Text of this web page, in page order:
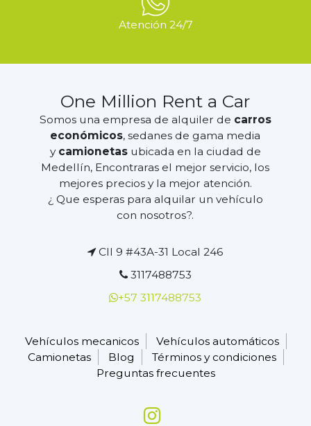
Atención 24/7
One Million Rent a Car
Somos una empresa de alquiler de carros
económicos, sedanes de gama media
y camionetasubicada en la ciudad de
Medellín, Encontraras el mejor servicio, los
mejores precios y la mejor atención.
¿ Que esperas para alquilar un vehículo
con nosotros?.
Cll 9 #43A-31 Local 246
3117488753
+57 3117488753
Vehículos mecanicos
Vehículos automáticos
Camionetas
Blog
Términos y condiciones
Preguntas frecuentes